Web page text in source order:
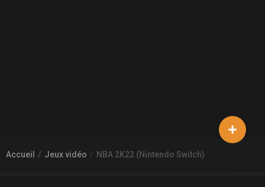
Accueil Jeux vidéo NBA 2K22 (Nintendo Switch)